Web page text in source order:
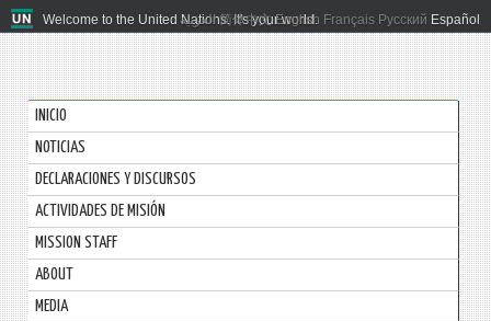
Welcome to the United Nations. It's your world.
العربية 简体中文 English Français Русский Español
INICIO
NOTICIAS
DECLARACIONES Y DISCURSOS
ACTIVIDADES DE MISIÓN
MISSION STAFF
ABOUT
MEDIA